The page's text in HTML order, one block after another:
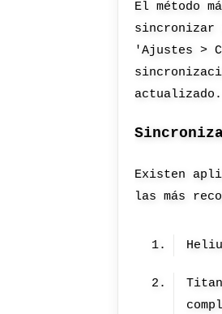
El método
sincronizar
'Ajustes >
actualizado.
Existen
las más